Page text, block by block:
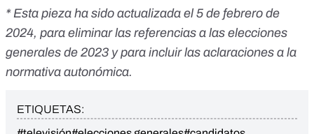
* Esta pieza ha sido actualizada el 5 de febrero de
2024, para eliminar las referencias a las elecciones
generales de 2023 y para incluir las aclaraciones a la
normativa autonómica.
ETIQUETAS: